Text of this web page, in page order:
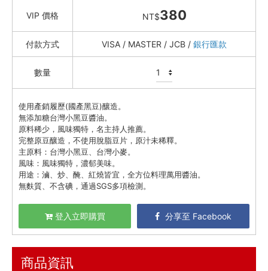
豆油伯 純釀醬油｜醬料
OLIVIERS&CO. 橄欖油
蒜蒜屋
三尺堂 麻辣渣渣 / 香蔥酥
精選油品
蘸醬 / 拌醬
鹽 / 胡椒 / 薑黃 / 花椒
沙拉醬
日式醬油 / 和風醬 / 醋
奧利塔 Olitalia
頂級美食
餐廚好朋友
VIP 價格 NT$380
付款方式 VISA / MASTER / JCB / 銀行匯款
數量
使用產銷履歷(國產黑豆)釀造。
無添加糖台灣小黑豆醬油。
原料稀少，風味獨特，名主持人推薦。
完整原豆釀造，不使用脫脂豆片，原汁未稀釋。
主原料：台灣小黑豆、台灣小麥。
風味：風味獨特，濃郁美味。
用途：滷、炒、醃、紅燒皆宜，全方位料理萬用醬油。
無麩質、不含碘，通過SGS多項檢測。
登入立即購買 分享至 Facebook
商品資訊